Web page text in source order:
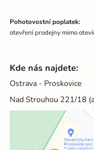
Pohotovostní poplatek:
otevření prodejny mimo
Kde nás najdete:
Ostrava - Proskovice
Nad Strouhou 221/18